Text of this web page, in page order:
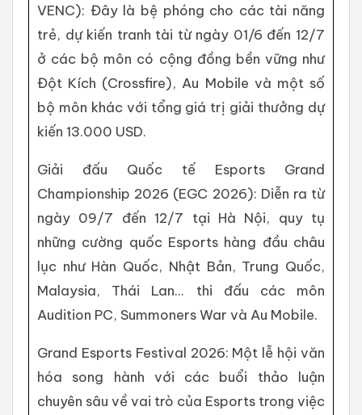
VENC): Đây là bệ phóng cho các tài năng
trẻ, dự kiến tranh tài từ ngày 01/6 đến 12/7
ở các bộ môn có cộng đồng bền vững như
Đột Kích (Crossfire), Au Mobile và một số
bộ môn khác với tổng giá trị giải thưởng dự
kiến 13.000 USD.
Giải đấu Quốc tế Esports Grand
Championship 2026 (EGC 2026): Diễn ra từ
ngày 09/7 đến 12/7 tại Hà Nội, quy tụ
những cường quốc Esports hàng đầu châu
lục như Hàn Quốc, Nhật Bản, Trung Quốc,
Malaysia, Thái Lan... thi đấu các môn
Audition PC, Summoners War và Au Mobile.
Grand Esports Festival 2026: Một lễ hội văn
hóa song hành với các buổi thảo luận
chuyên sâu về vai trò của Esports trong việc